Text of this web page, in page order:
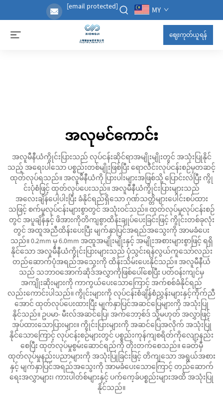
[email protected] MY
ဈေးကုတ်ယူရန်
အလုမင်ကောင်း
အလူမီနီယံကွိုင်းပြားသည် လုပ်ငန်းဆိုင်ရာအမျိုးမျိုးတွင် အသုံးပြုနိုင်
သည့် အရေးပါသော ပစ္စည်းတစ်မျိုးဖြစ်ပြီး ရောလီင်းလုပ်ငန်းစဉ်မှတဆင့်
ထုတ်လုပ်ရသည်။ အလူမီနီယံကို ပြားပါးများအဖြစ်သို့ ပြောင်းလဲပြီး ကွို
င်းပုံစံဖြင့် ထုတ်လုပ်ပေးသည်။ အလူမီနီယံကွိုင်းပြားများသည်
အလေးချိန်ပေါ့ပါးပြီး ခံနိုင်ရည်ရှိသော ဂုဏ်သတ္တိများပေါင်းစပ်ထား
သဖြင့် စက်မှုလုပ်ငန်းများစွာတွင် အသုံးဝင်သည်။ ထုတ်လုပ်မှုလုပ်ငန်းစဉ်
တွင် အပူချိန်နှင့် ဖိအားကိုတိကျစွာထိန်းချုပ်ပေးခြင်းဖြင့် ကွိုင်းတစ်ခုလုံး
တွင် အထူအညီထိန်းပေးပြီး မျက်နှာပြင်အရည်အသွေးကို အာမခံပေး
သည်။ 0.2mm မှ 6.0mm အထူအမျိုးမျိုးနှင့် အမျိုးအစားများစွာဖြင့် ရရှိ
နိုင်သော အလူမီနီယံကွိုင်းပြားများသည် ပုံသွင်းရန်လွယ်ကူသော်လည်း
တည်ဆောက်ပုံအရည်အသွေးကို ထိန်းသိမ်းပေးနိုင်သည်။ အလူမီနီယံ
သည် သဘာဝအောက်ဆိုဒ်အလွှာကိုဖြစ်ပေါ်စေပြီး ပတ်ဝန်းကျင်မှ
အကျိုးဆိုးများကို ကာကွယ်ပေးသောကြောင့် အက်စစ်ခံနိုင်ရည်
လည်းကောင်းပါသည်။ ကွိုင်းများကို လုပ်ငန်းစံချိန်စံညွှန်းများနှင့်ကိုက်ညီ
အောင် ထုတ်လုပ်ပေးထားပြီး မျက်နှာပြင်အဆင်ပြေများကို အသုံးပြု
နိုင်သည်။ ဥပမာ- မီးလ်အဆင်ပြေ၊ အက်ဘော့စ်ဒ် သို့မဟုတ် အလွှာဖြင့်
အုပ်ထားသောပြားများ။ ကွိုင်းပြားများကို အဆင်ပြေအလိုက် အသုံးပြု
နိုင်သောကြောင့် လုပ်ငန်းစဉ်များတွင် ပစ္စည်းကုန်ကျစရိတ်ကိုလျော့နည်း
စေပြီး ထုတ်လုပ်မှုစွမ်းဆောင်ရည်ကို တိုးတက်စေသည်။ ခေတ်မှီ
ထုတ်လုပ်မှုနည်းပညာများကို အသုံးပြုခြင်းဖြင့် တိကျသော အရွယ်အစား
နှင့် မျက်နှာပြင်အရည်အသွေးကို အာမခံပေးသောကြောင့် တည်ဆောက်
ရေးအလွှာများ၊ ကားပါတ်စ်များနှင့် ပက်ကေ့ခ်ပစ္စည်းများအထိ အသုံးပြု
နိုင်သည်။